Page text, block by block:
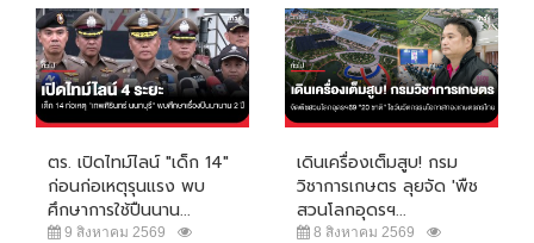
ตร. เปิดไทม์ไลน์ "เด็ก 14"
ก่อนก่อเหตุรุนแรง พบ
ศึกษาการใช้ปืนนาน...
9 สิงหาคม 2569
เดินเครื่องเต็มสูบ! กรม
วิชาการเกษตร ลุยจัด 'พืช
สวนโลกอุดรฯ...
8 สิงหาคม 2569